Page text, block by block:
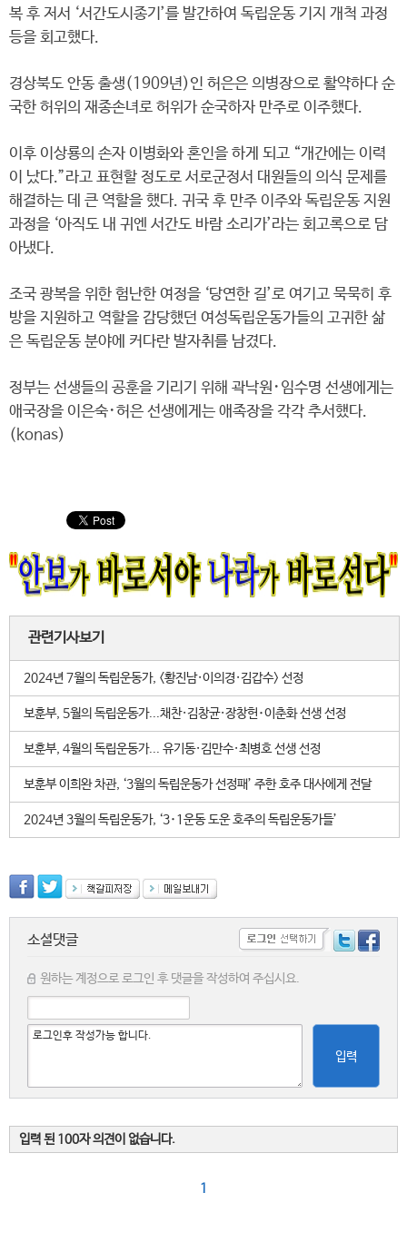
복 후 저서 ‘서간도시종기’를 발간하여 독립운동 기지 개척 과정
등을 회고했다.
경상북도 안동 출생(1909년)인 허은은 의병장으로 활약하다 순
국한 허위의 재종손녀로 허위가 순국하자 만주로 이주했다.
이후 이상룡의 손자 이병화와 혼인을 하게 되고 “개간에는 이력
이 났다.”라고 표현할 정도로 서로군정서 대원들의 의식 문제를
해결하는 데 큰 역할을 했다. 귀국 후 만주 이주와 독립운동 지원
과정을 ‘아직도 내 귀엔 서간도 바람 소리가’라는 회고록으로 담
아냈다.
조국 광복을 위한 험난한 여정을 ‘당연한 길’로 여기고 묵묵히 후
방을 지원하고 역할을 감당했던 여성독립운동가들의 고귀한 삶
은 독립운동 분야에 커다란 발자취를 남겼다.
정부는 선생들의 공훈을 기리기 위해 곽낙원･임수명 선생에게는
애국장을 이은숙･허은 선생에게는 애족장을 각각 추서했다.
(konas)
관련기사보기
2024년 7월의 독립운동가, <황진남·이의경·김갑수> 선정
보훈부, 5월의 독립운동가...채찬·김창균·장창헌･이춘화 선생 선정
보훈부, 4월의 독립운동가... 유기동·김만수·최병호 선생 선정
보훈부 이희완 차관, ‘3월의 독립운동가 선정패’ 주한 호주 대사에게 전달
2024년 3월의 독립운동가, ‘3･1운동 도운 호주의 독립운동가들’
소셜댓글
원하는 계정으로 로그인 후 댓글을 작성하여 주십시요.
입력
입력 된 100자 의견이 없습니다.
1